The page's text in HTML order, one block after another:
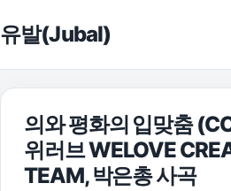
유발(Jubal)
의와 평화의 입맞춤
위러브 WELOVE
TEAM, 박은총 사곡